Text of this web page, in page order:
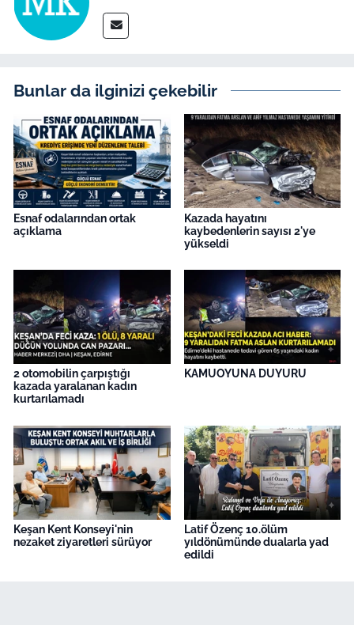
Bunlar da ilginizi çekebilir
Esnaf odalarından ortak
açıklama
Kazada hayatını
kaybedenlerin sayısı 2'ye
yükseldi
2 otomobilin çarpıştığı
kazada yaralanan kadın
kurtarılamadı
KAMUOYUNA DUYURU
Keşan Kent Konseyi'nin
nezaket ziyaretleri sürüyor
Latif Özenç 10.ölüm
yıldönümünde dualarla yad
edildi
Genel
Flaş Haber
Dış Haberler
Magazin
İş Dünyası
English News
Canlı Maç
Finans
Gündem-Eğitim